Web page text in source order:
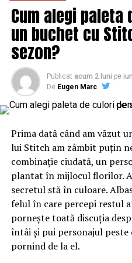
capitalul autohton a fost
Exterminat. Și în cel mai
pentru a executa ce i se
În statul guvernat de alții,
militarizate, s-au substituit
instituțiilor alese ai căror
desemnați de cei aleși de
preluat conducerea în toate
politice și financiare,
de obicei în asemenea
resurselor. În realitate,
statul, l-au vândut. Iar în
străin. Așa cum se întâmplă
forță.
România guvernată și-a
noilor aliați forța de muncă,
desfacere.
Cum alegi
un buchet cu
sezon?
Publicat acum 2 luni pe
De Eugen Marc
Prima dată când am văzut
lui Stitch am zâmbit puțin
combinație ciudată, un
plantat în mijlocul florilor.
secretul stă în culoare.
felul în care percepi restul
pornește toată discuția
întâi și pui personajul
pornind de la el.